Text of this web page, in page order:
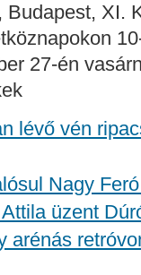
Budapest, XI.
27-én
lévő vén
Nagy
üzent
arénás